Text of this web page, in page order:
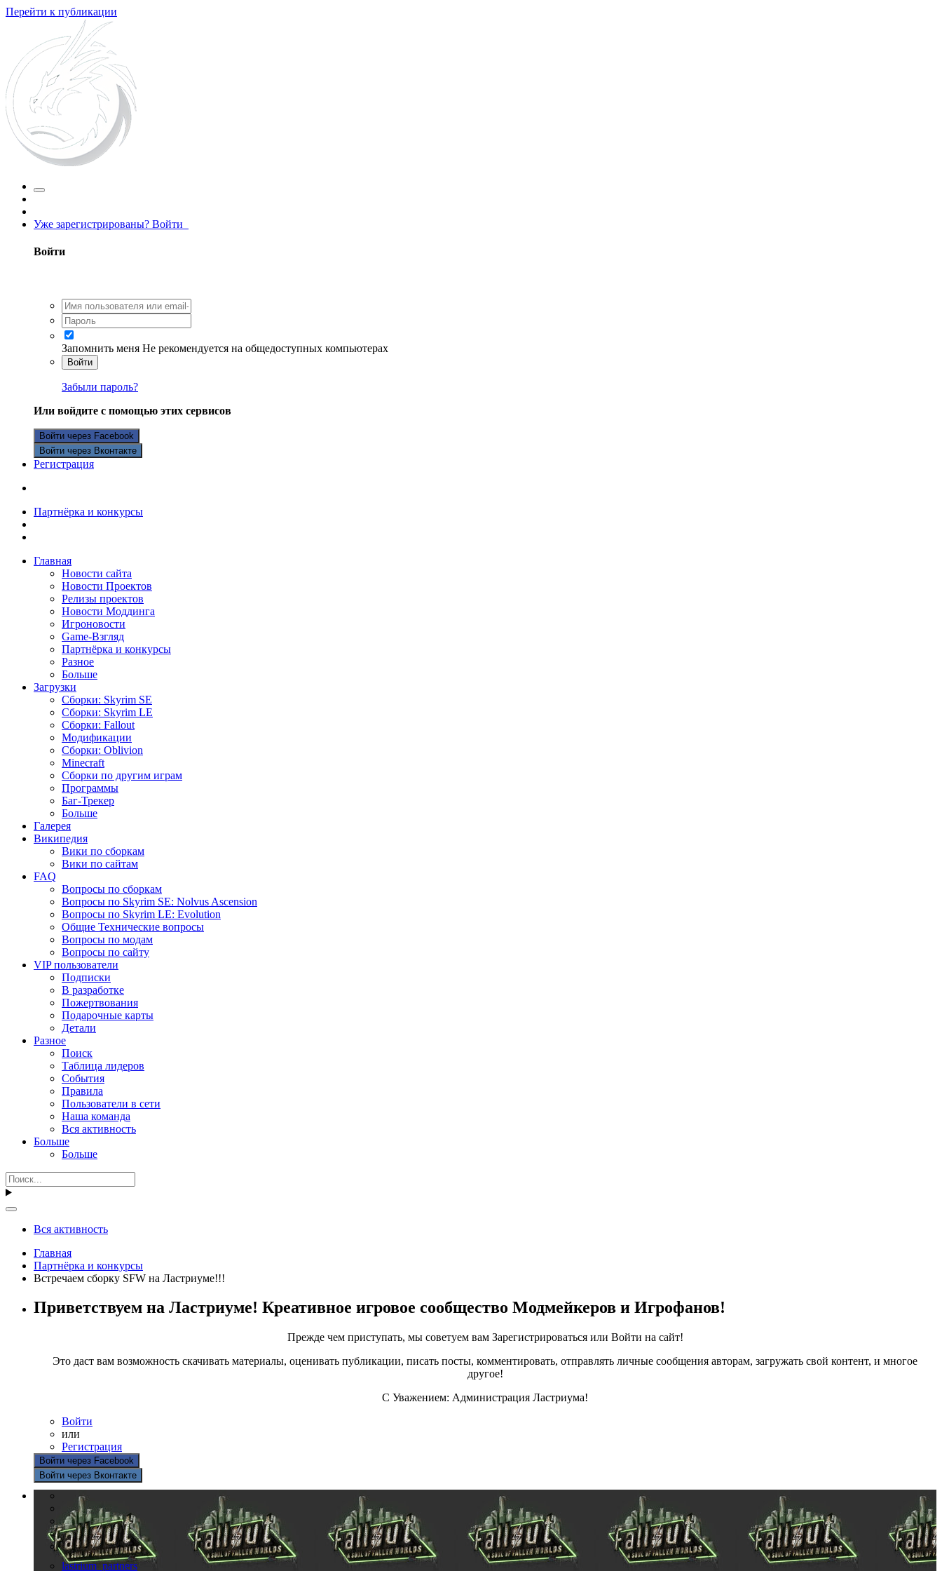
Перейти к публикации
Уже зарегистрированы? Войти
Войти
Запомнить меня Не рекомендуется на общедоступных компьютерах
Войти
Забыли пароль?
Или войдите с помощью этих сервисов
Войти через Facebook
Войти через Вконтакте
Регистрация
Партнёрка и конкурсы
Главная
Новости сайта
Новости Проектов
Релизы проектов
Новости Моддинга
Игроновости
Game-Взгляд
Партнёрка и конкурсы
Разное
Больше
Загрузки
Сборки: Skyrim SE
Сборки: Skyrim LE
Сборки: Fallout
Модификации
Сборки: Oblivion
Minecraft
Сборки по другим играм
Программы
Баг-Трекер
Больше
Галерея
Википедия
Вики по сборкам
Вики по сайтам
FAQ
Вопросы по сборкам
Вопросы по Skyrim SE: Nolvus Ascension
Вопросы по Skyrim LE: Evolution
Общие Технические вопросы
Вопросы по модам
Вопросы по сайту
VIP пользователи
Подписки
В разработке
Пожертвования
Подарочные карты
Детали
Разное
Поиск
Таблица лидеров
События
Правила
Пользователи в сети
Наша команда
Вся активность
Больше
Больше
Вся активность
Главная
Партнёрка и конкурсы
Встречаем сборку SFW на Ластриуме!!!
Приветствуем на Ластриуме! Креативное игровое сообщество Модмейкеров и Игрофанов!
Прежде чем приступать, мы советуем вам Зарегистрироваться или Войти на сайт!
Это даст вам возможность скачивать материалы, оценивать публикации, писать посты, комментировать, отправлять личные сообщения авторам, загружать свой контент, и многое
другое!
С Уважением: Администрация Ластриума!
Войти
или
Регистрация
Войти через Facebook
Войти через Вконтакте
lastrium_partners